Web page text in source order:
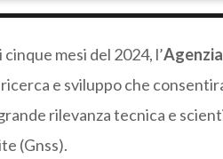
mesi del 2024, l’
e sviluppo che
rilevanza tecnica e
(Gnss).